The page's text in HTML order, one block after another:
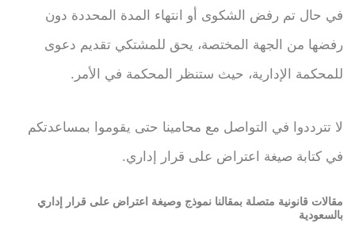
في حال تم رفض الشكوى أو انتهاء المدة المحددة دون
رفضها من الجهة المختصة، يحق للمشتكي تقديم دعوى
للمحكمة الإدارية، حيث ستنظر المحكمة في الأمر.
لا تترددوا في التواصل مع محامينا حتى يقوموا بمساعدتكم
في كتابة صيغة اعتراض على قرار إداري.
مقالات قانونية متصلة بمقالنا نموذج وصيغة اعتراض على قرار إداري
بالسعودية